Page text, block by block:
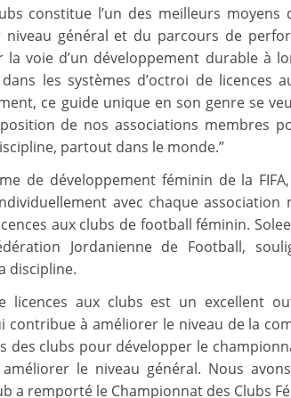
constitue l’un des meilleurs moyens
niveau général et du parcours de
la voie d’un développement durable à
les systèmes d’octroi de licences
ce guide unique en son genre se
de nos associations membres
partout dans le monde.”
de développement féminin de la
avec chaque
aux clubs de football féminin.
Jordanienne de Football,
discipline.
licences aux clubs est un excellent
contribue à améliorer le niveau de la
des clubs pour développer le
le niveau général. Nous
a remporté le Championnat des Clubs